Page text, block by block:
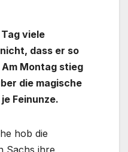
viele
dass er so
Montag stieg
die magische
Feinunze.
hob die
Sachs ihre